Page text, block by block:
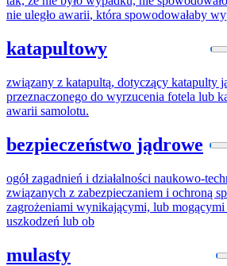
nie uległo awarii, która spowodowałaby
katapultowy
związany z katapultą, dotyczący katapulty
przeznaczonego do wyrzucenia fotela lub
awarii samolotu.
bezpieczeństwo jądrowe
ogół zagadnień i działalności naukowo-
związanych z zabezpieczaniem i ochroną
zagrożeniami wynikającymi, lub
uszkodzeń lub ob
mulasty